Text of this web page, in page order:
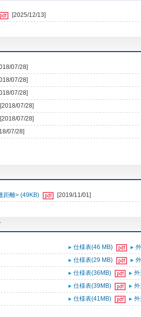
[2025/12/13]
07/28]
07/28]
07/28]
[2018/07/28]
[2018/07/28]
07/28]
距離> (49KB) [2019/11/01]
仕様表(46 MB)
仕様表(29 MB)
仕様表(36MB)
仕様表(39MB)
仕様表(41MB)